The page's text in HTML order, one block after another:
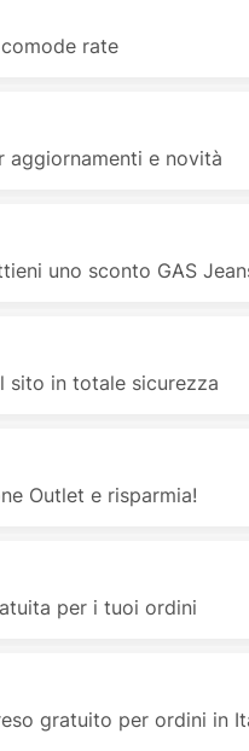
rate
aggiornamenti e novità
uno sconto GAS
sito in totale sicurezza
Outlet e risparmia!
per i tuoi ordini
gratuito per ordini in